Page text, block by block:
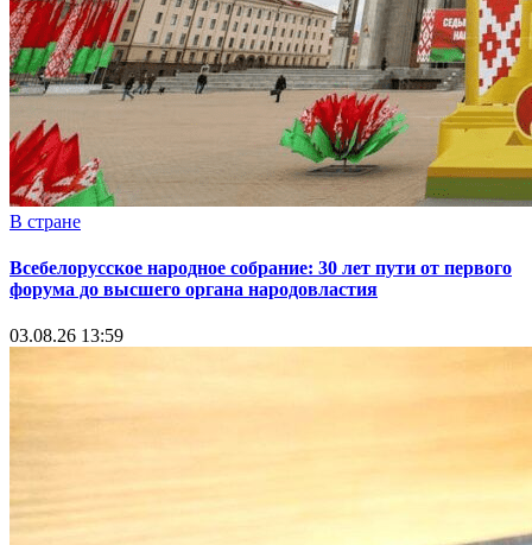
В стране
Всебелорусское народное собрание: 30 лет пути от первого
форума до высшего органа народовластия
03.08.26 13:59